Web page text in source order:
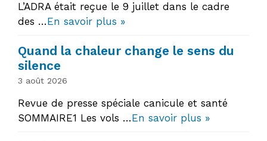
L’ADRA était reçue le 9 juillet dans le cadre
des …En savoir plus »
Quand la chaleur change le sens du
silence
3 août 2026
Revue de presse spéciale canicule et santé
SOMMAIRE1 Les vols …En savoir plus »